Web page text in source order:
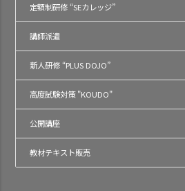
定額制研修 “SEカレッジ”
講師派遣
新人研修 “PLUS DOJO”
高度試験対策 "KOUDO"
公開講座
教材テキスト販売